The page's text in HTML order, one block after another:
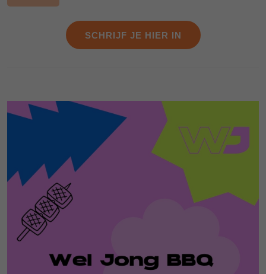
SCHRIJF JE HIER IN